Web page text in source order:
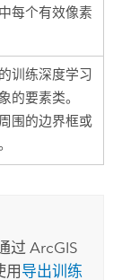
每个有效像素
训练深度学习
的要素类。
围的边界框或
过ArcGIS
用导出训练